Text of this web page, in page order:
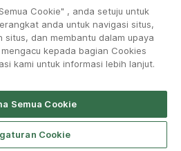
2010 - 2026
Open App
Cookie" , anda setuju untuk
anda untuk navigasi situs,
situs, dan membantu dalam upaya
kepada bagian Cookies
kami untuk informasi lebih lanjut.
Semua Cookie
Cookie